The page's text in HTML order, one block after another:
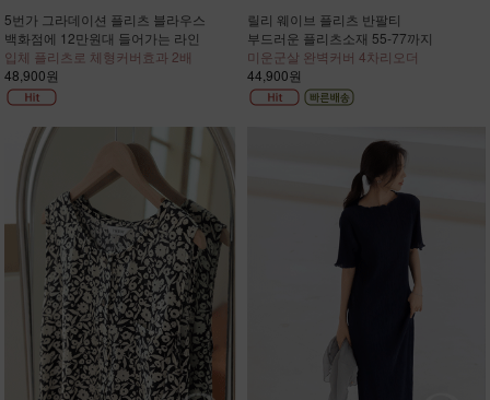
5번가 그라데이션 플리츠 블라우스
백화점에 12만원대 들어가는 라인
입체 플리츠로 체형커버효과 2배
48,900원
릴리 웨이브 플리츠 반팔티
부드러운 플리츠소재 55-77까지
미운군살 완벽커버 4차리오더
44,900원